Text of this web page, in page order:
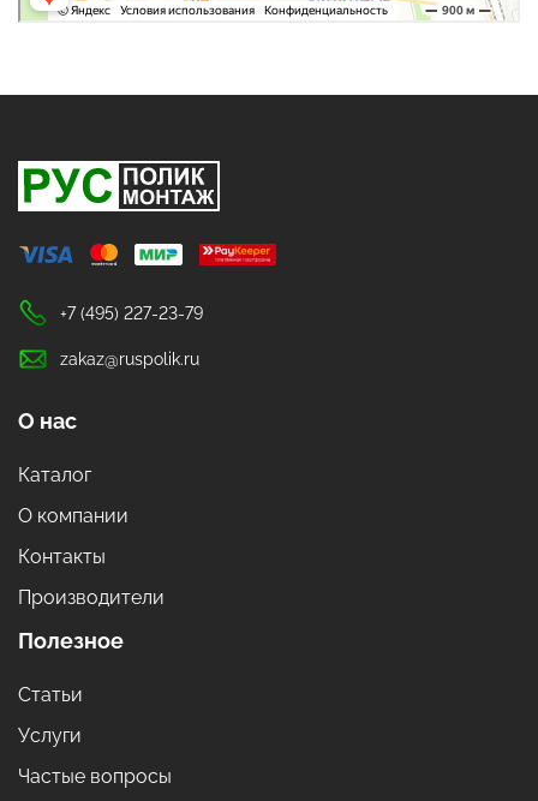
+7 (495) 227-23-79
zakaz@ruspolik.ru
О нас
Каталог
О компании
Контакты
Производители
Полезное
Статьи
Услуги
Частые вопросы